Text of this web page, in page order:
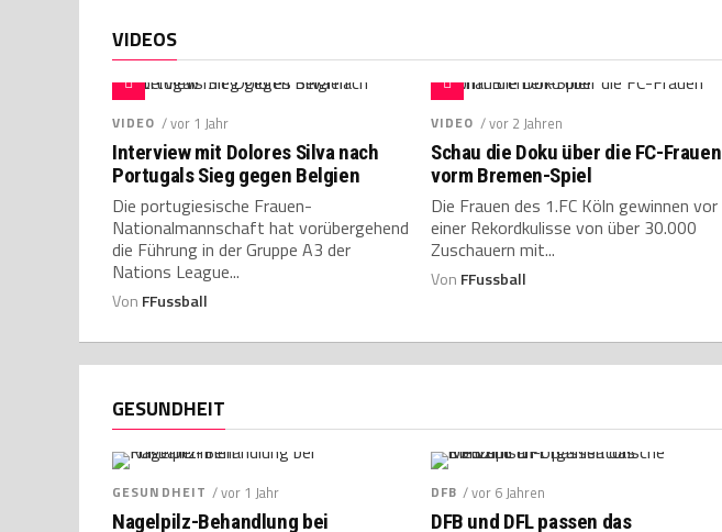
VIDEOS
VIDEO / vor 1 Jahr
Interview mit Dolores Silva nach
Portugals Sieg gegen Belgien
Die portugiesische Frauen-
Nationalmannschaft hat vorübergehend
die Führung in der Gruppe A3 der
Nations League...
Von FFussball
VIDEO / vor 2 Jahren
Schau die Doku über die FC-Frauen
vorm Bremen-Spiel
Die Frauen des 1.FC Köln gewinnen vor
einer Rekordkulisse von über 30.000
Zuschauern mit...
Von FFussball
GESUNDHEIT
GESUNDHEIT / vor 1 Jahr
Nagelpilz-Behandlung bei
DFB / vor 6 Jahren
DFB und DFL passen das